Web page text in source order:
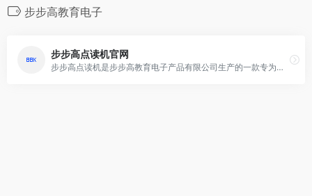
步步高教育电子
步步高点读机官网
步步高点读机是步步高教育电子产品有限公司生产的一款专为儿童学习英语、语文、数学等科目设计的学习机，拥有丰富的型号选择，支持电源适配器和直流电池两种供电方式。